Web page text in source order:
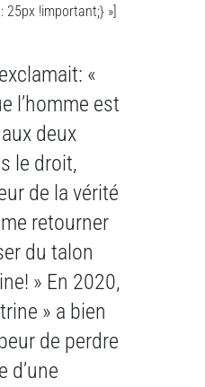
!important;} »]
«
l’homme est
deux
le droit,
de la vérité
retourner
du talon
» En 2020,
» a bien
de perdre
d’une